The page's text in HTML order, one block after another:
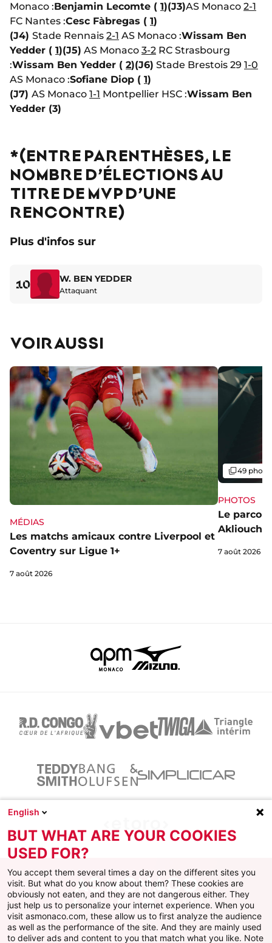
Monaco :Benjamin Lecomte ( 1)(J3)AS Monaco 2-1
FC Nantes :Cesc Fàbregas ( 1)
(J4) Stade Rennais 2-1 AS Monaco :Wissam Ben
Yedder ( 1)(J5) AS Monaco 3-2 RC Strasbourg
:Wissam Ben Yedder ( 2)(J6) Stade Brestois 29 1-0
AS Monaco :Sofiane Diop ( 1)
(J7) AS Monaco 1-1 Montpellier HSC :Wissam Ben
Yedder (3)
*(ENTRE PARENTHÈSES, LE
NOMBRE D’ÉLECTIONS AU
TITRE DE MVP D’UNE
RENCONTRE)
Plus d'infos sur
10 W. BEN YEDDER
Attaquant
VOIR AUSSI
MÉDIAS
Les matchs amicaux contre Liverpool et
Coventry sur Ligue 1+
7 août 2026
PHOTOS
Le
Akliouche
Galerie
49
7 août 2026
Facebook
X Instagram
YoutubeTikTokTwitch
English
BUT WHAT ARE YOUR COOKIES
USED FOR?
You accept them several times a day on the different sites you
visit. But what do you know about them? These cookies are
obviously not eaten, and they are not dangerous either. They
just help us to personalize your internet experience. When you
visit asmonaco.com, these allow us to first analyze the audience
as well as the performance of the site. And they are mainly used
to deliver ads and content to you that match what you like. Note